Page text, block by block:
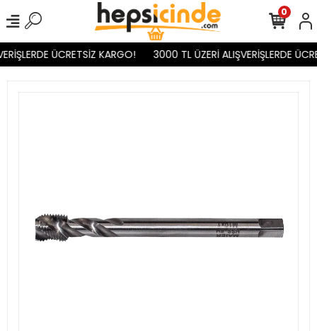
ÜCRETSİZ KARGO! 3000 TL ÜZERİ ALIŞVERİŞLERDE
0